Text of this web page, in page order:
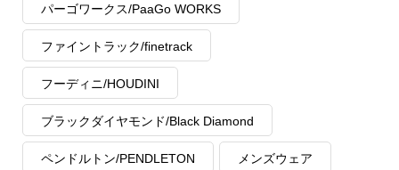
パーゴワークス/PaaGo WORKS
ファイントラック/finetrack
フーディニ/HOUDINI
ブラックダイヤモンド/Black Diamond
ペンドルトン/PENDLETON メンズウェア